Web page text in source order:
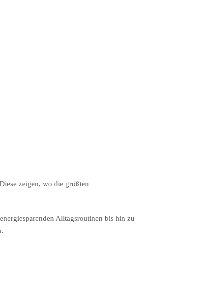
zeigen, wo die größten
Alltagsroutinen bis hin zu